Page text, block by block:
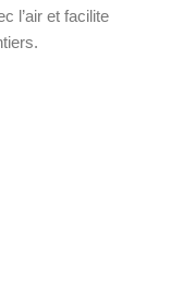
l’air et facilite